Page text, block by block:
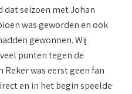
dat seizoen met Johan
was geworden en ook
gewonnen. Wij
punten tegen de
Reker was eerst geen fan
en in het begin speelde